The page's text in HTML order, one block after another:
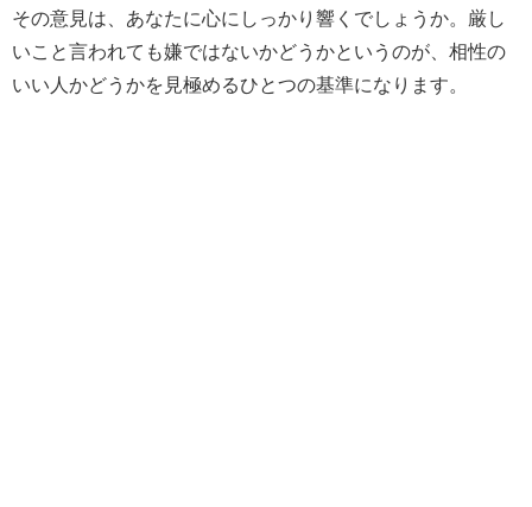
その意見は、あなたに心にしっかり響くでしょうか。厳し
いこと言われても嫌ではないかどうかというのが、相性の
いい人かどうかを見極めるひとつの基準になります。